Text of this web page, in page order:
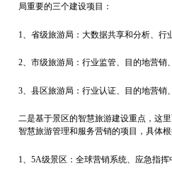
局重要的三个建设项目：
1、省级旅游局：大数据共享和分析、行
2、市级旅游局：行业监管、目的地营销
3、县区旅游局：行业认证、目的地营销
二是基于景区的智慧旅游建设重点，这
智慧旅游管理和服务营销的项目，具体
1、5A级景区：全球营销系统、应急指挥